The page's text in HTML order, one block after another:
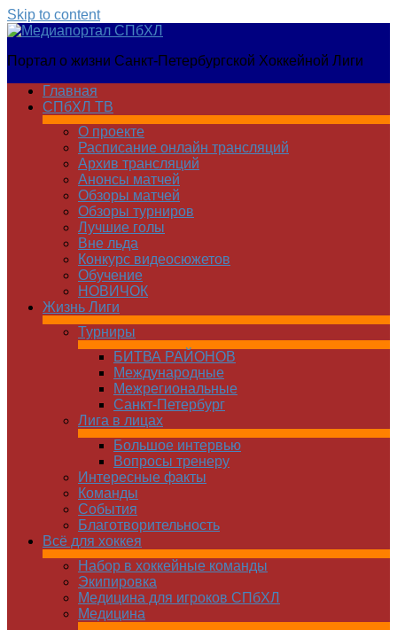
Skip to content
Медиапортал
Портал о жизни Санкт-Петербургской Хоккейной Лиги
Главная
СПбХЛ ТВ
О проекте
Расписание онлайн трансляций
Архив трансляций
Анонсы матчей
Обзоры матчей
Обзоры турниров
Лучшие голы
Вне льда
Конкурс видеосюжетов
Обучение
НОВИЧОК
Жизнь Лиги
Турниры
БИТВА РАЙОНОВ
Международные
Межрегиональные
Санкт-Петербург
Лига в лицах
Большое интервью
Вопросы тренеру
Интересные факты
Команды
Cобытия
Благотворительность
Всё для хоккея
Набор в хоккейные команды
Экипировка
Медицина для игроков СПбХЛ
Медицина